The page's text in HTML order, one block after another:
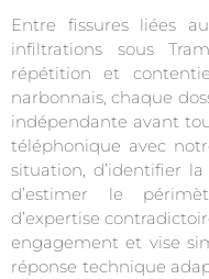
Entre fissures liées
infiltrations sous
répétition et
narbonnais, chaque
indépendante avant
téléphonique avec
situation, d’identifier
d’estimer le
d’expertise
engagement et vise
réponse technique